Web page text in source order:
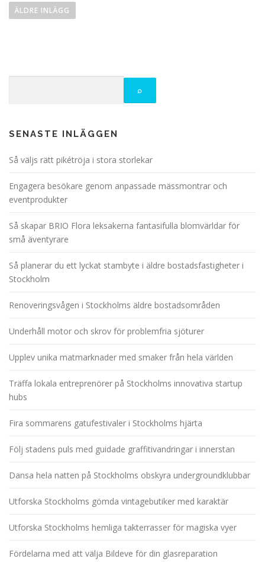
ÄLDRE INLÄGG
SENASTE INLÄGGEN
Så väljs rätt pikétröja i stora storlekar
Engagera besökare genom anpassade mässmontrar och
eventprodukter
Så skapar BRIO Flora leksakerna fantasifulla blomvärldar för
små äventyrare
Så planerar du ett lyckat stambyte i äldre bostadsfastigheter i
Stockholm
Renoveringsvågen i Stockholms äldre bostadsområden
Underhåll motor och skrov för problemfria sjöturer
Upplev unika matmarknader med smaker från hela världen
Träffa lokala entreprenörer på Stockholms innovativa startup
hubs
Fira sommarens gatufestivaler i Stockholms hjärta
Följ stadens puls med guidade graffitivandringar i innerstan
Dansa hela natten på Stockholms obskyra undergroundklubbar
Utforska Stockholms gömda vintagebutiker med karaktär
Utforska Stockholms hemliga takterrasser för magiska vyer
Fördelarna med att välja Bildeve för din glasreparation